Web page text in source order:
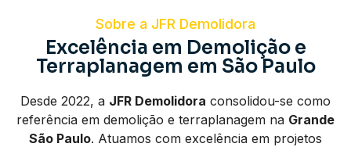
Sobre a JFR Demolidora
Excelência em Demolição e
Terraplanagem em São Paulo
Desde 2022, a JFR Demolidora consolidou-se como
referência em demolição e terraplanagem na Grande
São Paulo. Atuamos com excelência em projetos